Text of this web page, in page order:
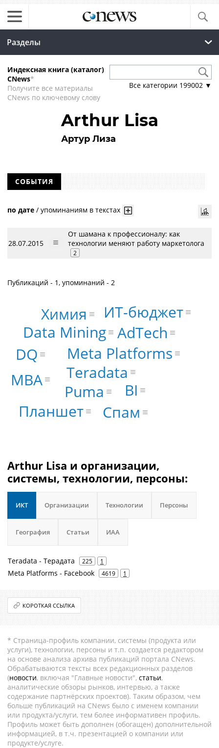
Разделы
Индексная книга (каталог)
CNews*
Получите все материалы
CNews по ключевому слову
Все категории 199002 ▼
Arthur Lisa
Артур Лиза
СОБЫТИЯ
по дате / упоминаниям в текстах
28.07.2015
От шамана к профессионалу: как
технологии меняют работу маркетолога
2
Публикаций - 1, упоминаний - 2
Teradata
Meta Platforms
Puma
BI
Планшет
AdTech
Спам
Data Mining
DQ
ИТ-бюджет
MBA
Химия
Arthur Lisa и организации,
системы, технологии, персоны:
ИКТ Организации Технологии Персоны
География Статьи ИАА
Teradata - Терадата 225 1
Meta Platforms - Facebook 4619 1
КОРОТКАЯ ССЫЛКА
* Страница-профиль компании, системы (продукта или
услуги), технологии, персоны и т.п. создается редактором
на основе анализа архива публикаций портала CNews.
Обрабатываются тексты всех редакционных разделов
(новости, включая "Главные новости", статьи,
аналитические обзоры рынков, интервью, а также
содержание партнёрских проектов). Таким образом, чем
больше публикаций на CNews было с именем компании
или продукта/услуги, тем более информативен профиль.
Профиль может быть дополнен (обогащен) дополнительной
информацией, в т.ч. презентацией о компании или
продукте/услуге.